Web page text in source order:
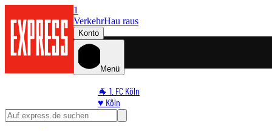
1
VerkehrHau raus
Konto
Menü
🐐 1. FC Köln
♥️ Köln
⭐ Promi